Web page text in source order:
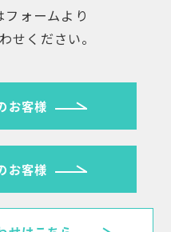
ォームより
せください。
お客様
お客様